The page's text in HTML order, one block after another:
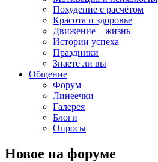
Похудение с расчётом
Красота и здоровье
Движение – жизнь
Истории успеха
Праздники
Знаете ли вы
Общение
Форум
Линеечки
Галерея
Блоги
Опросы
Новое на форуме